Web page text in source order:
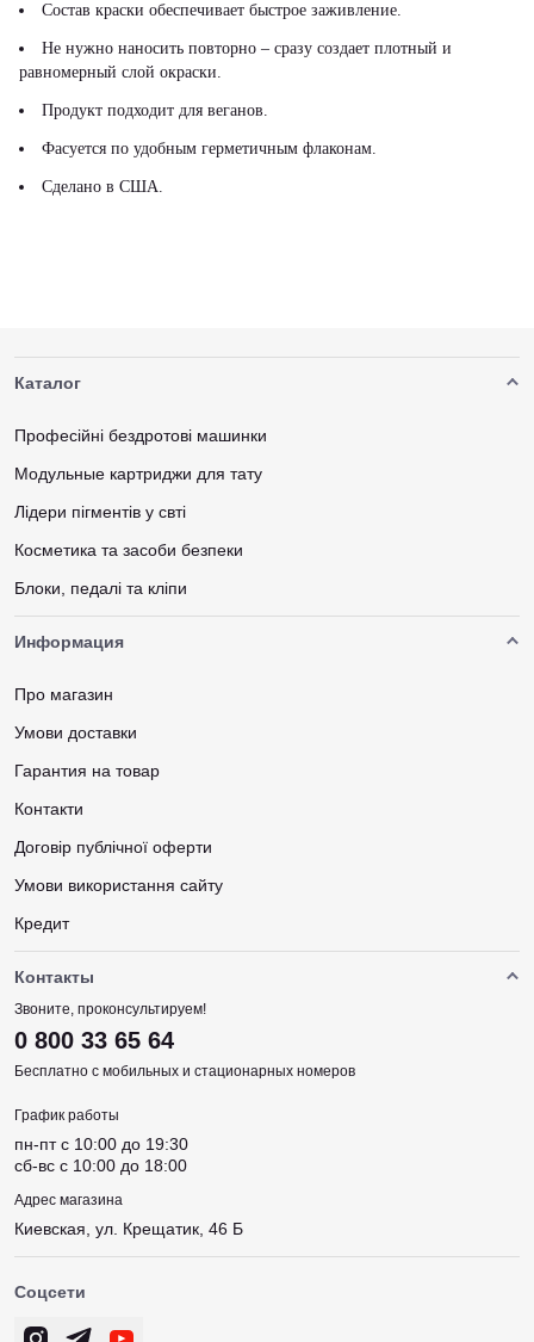
Состав краски обеспечивает быстрое заживление.
Не нужно наносить повторно – сразу создает плотный и
равномерный слой окраски.
Продукт подходит для веганов.
Фасуется по удобным герметичным флаконам.
Сделано в США.
Каталог
Професійні бездротові машинки
Модульные картриджи для тату
Лідери пігментів у свті
Косметика та засоби безпеки
Блоки, педалі та кліпи
Информация
Про магазин
Умови доставки
Гарантия на товар
Контакти
Договір публічної оферти
Умови використання сайту
Кредит
Контакты
Звоните, проконсультируем!
0 800 33 65 64
Бесплатно с мобильных и стационарных номеров
График работы
пн-пт c 10:00 до 19:30
сб-вс c 10:00 до 18:00
Адрес магазина
Киевская, ул. Крещатик, 46 Б
Соцсети